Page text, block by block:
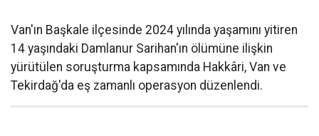
Van'ın Başkale ilçesinde 2024 yılında yaşamını yitiren
14 yaşındaki Damlanur Sarihan'ın ölümüne ilişkin
yürütülen soruşturma kapsamında Hakkâri, Van ve
Tekirdağ'da eş zamanlı operasyon düzenlendi.